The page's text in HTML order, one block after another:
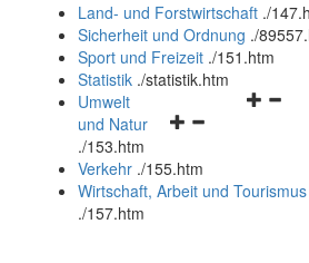
und
schließen
Land- und Forstwirtschaft ./
Sicherheit und Ordnung ./
Sport und Freizeit ./151.htm
Statistik ./statistik.htm
Navigationsmenü
und
schließen
Umwelt
und Natur
./153.htm
Verkehr ./155.htm
Wirtschaft, Arbeit und Tourismus
./157.htm